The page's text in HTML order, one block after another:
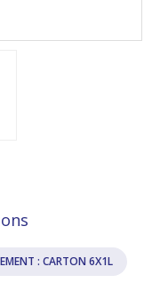
: CARTON 6X1L